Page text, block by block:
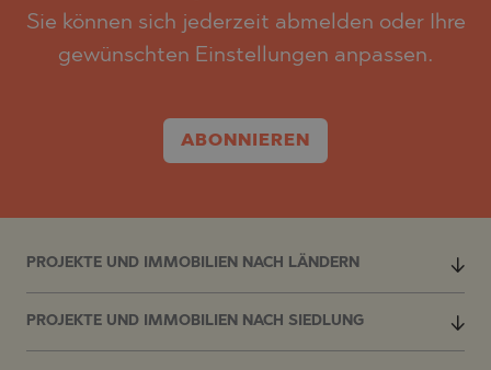
Sie können sich jederzeit abmelden oder Ihre
gewünschten Einstellungen anpassen.
ABONNIEREN
PROJEKTE UND IMMOBILIEN NACH LÄNDERN
PROJEKTE UND IMMOBILIEN NACH SIEDLUNG